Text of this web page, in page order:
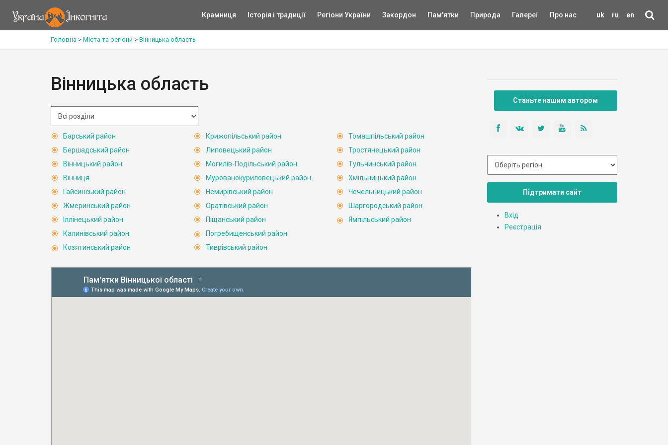
uk ru en
Крамниця Історія і традиції Регіони України Закордон Пам'ятки Природа Галереї Про нас
Головна > Міста та регіони > Вінницька область
Вінницька область
Барський район
Бершадський район
Вінницький район
Вінниця
Гайсинський район
Жмеринський район
Іллінецький район
Калинівський район
Козятинський район
Крижопільський район
Липовецький район
Могилів-Подільський район
Мурованокуриловецький район
Немирівський район
Оратівський район
Піщанський район
Погребищенський район
Тиврівський район
Томашпільський район
Тростянецький район
Тульчинський район
Хмільницький район
Чечельницький район
Шаргородський район
Ямпільський район
Станьте нашим автором
Підтримати сайт
Вхід
Реєстрація